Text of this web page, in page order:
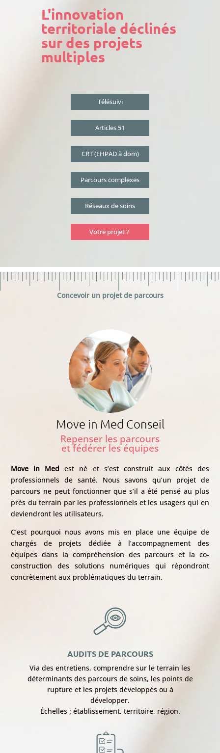
L'innovation
territoriale déclinés
sur des projets
multiples
Télésuivi
Articles 51
CRT (EHPAD à dom)
Parcours complexes
Réseaux de soins
Votre projet ?
Concevoir un projet de parcours
Move in Med Conseil
Repenser les parcours
et fédérer les équipes
Move in Med est né et s’est construit aux côtés des
professionnels de santé. Nous savons qu’un projet de
parcours ne peut fonctionner que s’il a été pensé au plus
près du terrain par les professionnels et les usagers qui en
deviendront les utilisateurs.
C’est pourquoi nous avons mis en place une équipe de
chargés de projets dédiée à l’accompagnement des
équipes dans la compréhension des parcours et la co-
construction des solutions numériques qui répondront
concrètement aux problématiques du terrain.
AUDITS DE PARCOURS
Via des entretiens, comprendre sur le terrain les
déterminants des parcours de soins, les points de
rupture et les projets développés ou à
développer.
Échelles : établissement, territoire, région.